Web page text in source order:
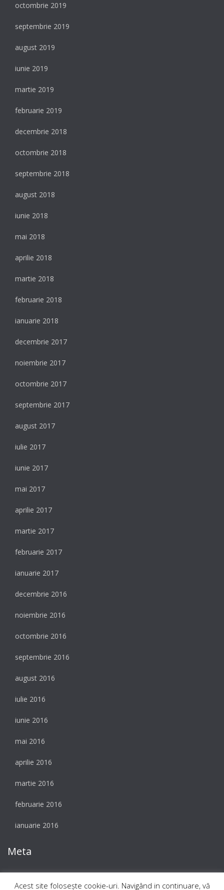
octombrie 2019
septembrie 2019
august 2019
iunie 2019
martie 2019
februarie 2019
decembrie 2018
octombrie 2018
septembrie 2018
august 2018
iunie 2018
mai 2018
aprilie 2018
martie 2018
februarie 2018
ianuarie 2018
decembrie 2017
noiembrie 2017
octombrie 2017
septembrie 2017
august 2017
iulie 2017
iunie 2017
mai 2017
aprilie 2017
martie 2017
februarie 2017
ianuarie 2017
decembrie 2016
noiembrie 2016
octombrie 2016
septembrie 2016
august 2016
iulie 2016
iunie 2016
mai 2016
aprilie 2016
martie 2016
februarie 2016
ianuarie 2016
Meta
Autentificare
Acest site foloseşte cookie-uri. Navigând in continuare, vă